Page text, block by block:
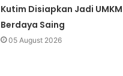
Kutim Disiapkan Jadi UMKM
Berdaya Saing
05 August 2026